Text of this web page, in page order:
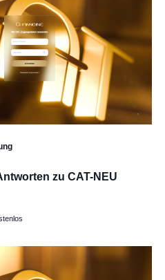
zu CAT-NEU